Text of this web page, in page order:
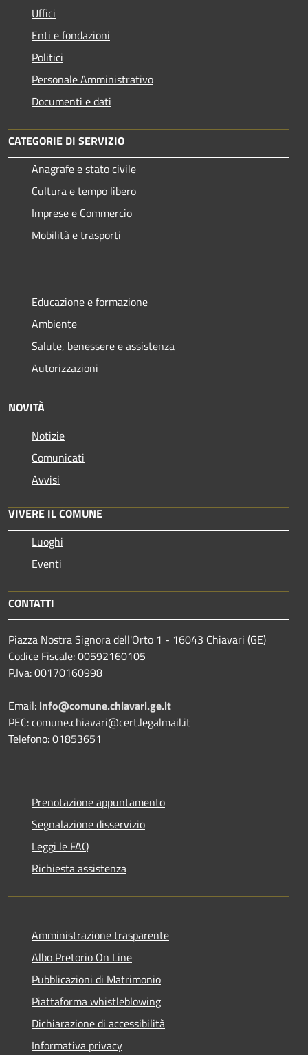
Uffici
Enti e fondazioni
Politici
Personale Amministrativo
Documenti e dati
CATEGORIE DI SERVIZIO
Anagrafe e stato civile
Cultura e tempo libero
Imprese e Commercio
Mobilità e trasporti
Educazione e formazione
Ambiente
Salute, benessere e assistenza
Autorizzazioni
NOVITÀ
Notizie
Comunicati
Avvisi
VIVERE IL COMUNE
Luoghi
Eventi
CONTATTI
Piazza Nostra Signora dell'Orto 1 - 16043 Chiavari (GE)
Codice Fiscale: 00592160105
P.Iva: 00170160998
Email: info@comune.chiavari.ge.it
PEC: comune.chiavari@cert.legalmail.it
Telefono: 01853651
Prenotazione appuntamento
Segnalazione disservizio
Leggi le FAQ
Richiesta assistenza
Amministrazione trasparente
Albo Pretorio On Line
Pubblicazioni di Matrimonio
Piattaforma whistleblowing
Dichiarazione di accessibilità
Informativa privacy